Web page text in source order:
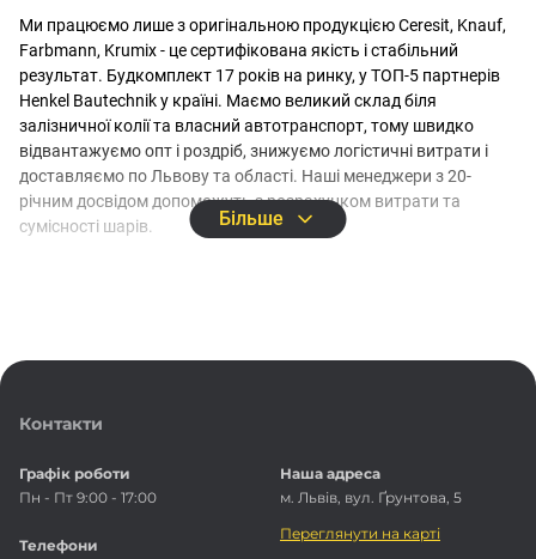
Ми працюємо лише з оригінальною продукцією Ceresit, Knauf,
Farbmann, Krumix - це сертифікована якість і стабільний
результат. Будкомплект 17 років на ринку, у ТОП-5 партнерів
Henkel Bautechnik у країні. Маємо великий склад біля
залізничної колії та власний автотранспорт, тому швидко
відвантажуємо опт і роздріб, знижуємо логістичні витрати і
доставляємо по Львову та області. Наші менеджери з 20-
річним досвідом допоможуть з розрахунком витрати та
сумісності шарів.
Більше
Контакти
Графік роботи
Пн - Пт 9:00 - 17:00
Телефони
Наша адреса
м. Львів, вул. Ґрунтова, 5
Переглянути на карті